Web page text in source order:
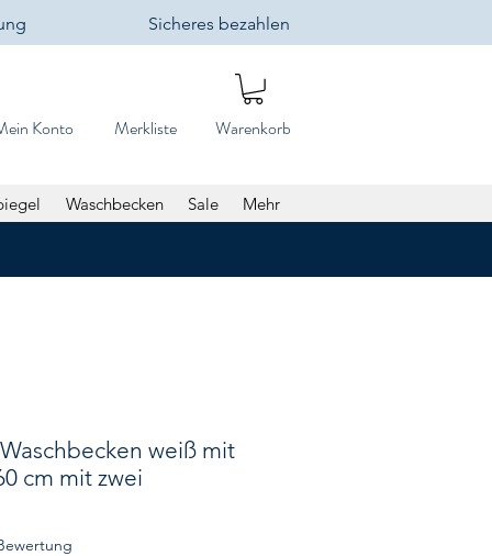
Sicheres bezahlen
Merkliste Warenkorb
Konto
Waschbecken Sale Mehr
weiß mit
cm mit zwei
von fünf Sternen, basierend auf 1 Bewertung.